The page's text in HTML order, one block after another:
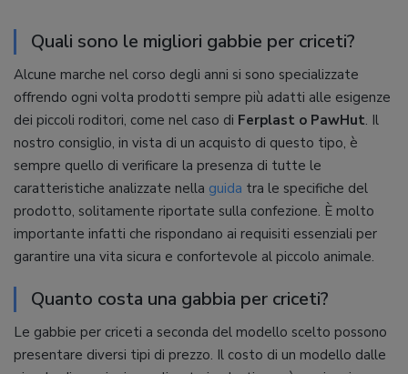
Quali sono le migliori gabbie per criceti?
Alcune marche nel corso degli anni si sono specializzate
offrendo ogni volta prodotti sempre più adatti alle esigenze
dei piccoli roditori, come nel caso di Ferplast o PawHut. Il
nostro consiglio, in vista di un acquisto di questo tipo, è
sempre quello di verificare la presenza di tutte le
caratteristiche analizzate nella guida tra le specifiche del
prodotto, solitamente riportate sulla confezione. È molto
importante infatti che rispondano ai requisiti essenziali per
garantire una vita sicura e confortevole al piccolo animale.
Quanto costa una gabbia per criceti?
Le gabbie per criceti a seconda del modello scelto possono
presentare diversi tipi di prezzo. Il costo di un modello dalle